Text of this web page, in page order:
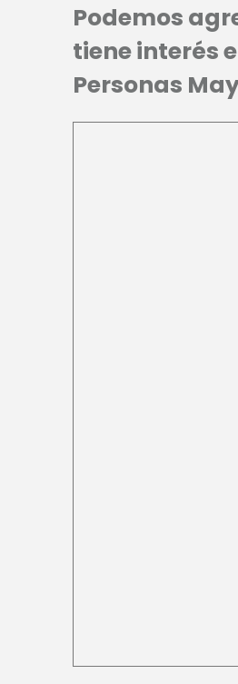
Podemos
tiene interés
Personas